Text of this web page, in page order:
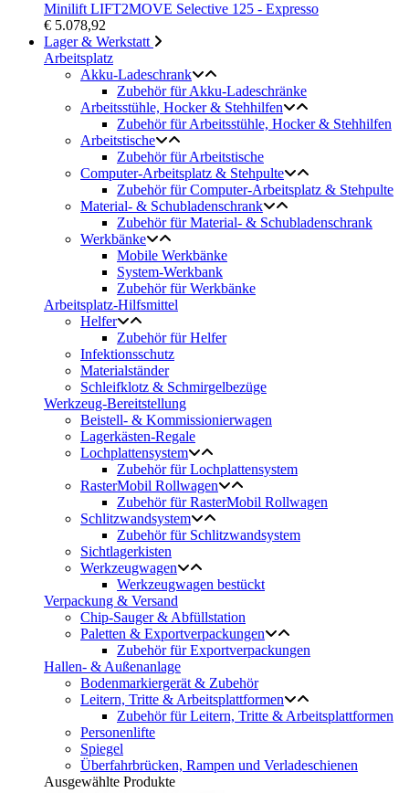
Minilift LIFT2MOVE Selective 125 - Expresso
€ 5.078,92
Lager & Werkstatt
Arbeitsplatz
Akku-Ladeschrank
Zubehör für Akku-Ladeschränke
Arbeitsstühle, Hocker & Stehhilfen
Zubehör für Arbeitsstühle, Hocker & Stehhilfen
Arbeitstische
Zubehör für Arbeitstische
Computer-Arbeitsplatz & Stehpulte
Zubehör für Computer-Arbeitsplatz & Stehpulte
Material- & Schubladenschrank
Zubehör für Material- & Schubladenschrank
Werkbänke
Mobile Werkbänke
System-Werkbank
Zubehör für Werkbänke
Arbeitsplatz-Hilfsmittel
Helfer
Zubehör für Helfer
Infektionsschutz
Materialständer
Schleifklotz & Schmirgelbezüge
Werkzeug-Bereitstellung
Beistell- & Kommissionierwagen
Lagerkästen-Regale
Lochplattensystem
Zubehör für Lochplattensystem
RasterMobil Rollwagen
Zubehör für RasterMobil Rollwagen
Schlitzwandsystem
Zubehör für Schlitzwandsystem
Sichtlagerkisten
Werkzeugwagen
Werkzeugwagen bestückt
Verpackung & Versand
Chip-Sauger & Abfüllstation
Paletten & Exportverpackungen
Zubehör für Exportverpackungen
Hallen- & Außenanlage
Bodenmarkiergerät & Zubehör
Leitern, Tritte & Arbeitsplattformen
Zubehör für Leitern, Tritte & Arbeitsplattformen
Personenlifte
Spiegel
Überfahrbrücken, Rampen und Verladeschienen
Ausgewählte Produkte